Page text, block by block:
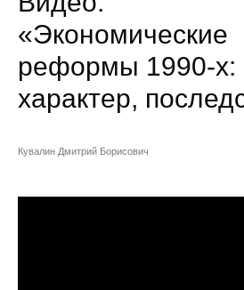
О нас
Об институте
Научные подразделения
«Экономические
реформы 1990-х:
характер,
Кувалин Дмитрий Борисович